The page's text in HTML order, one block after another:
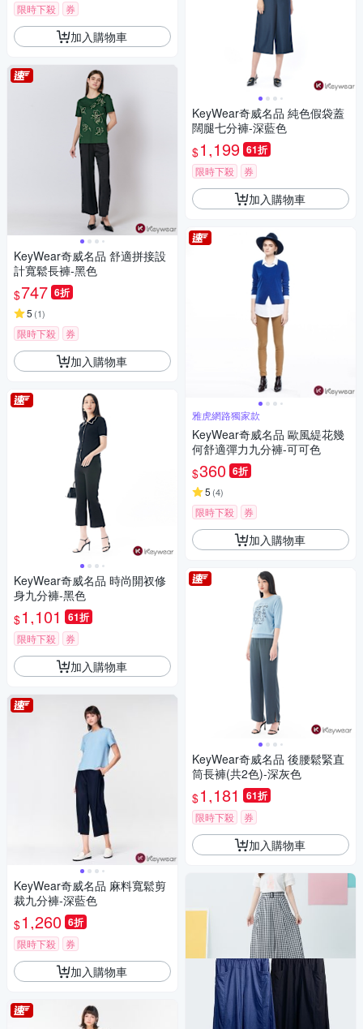
限時下殺 券
加入購物車
KeyWear奇威名品 舒適拼接設
計寬鬆長褲-黑色
$747 6折
5 (1)
限時下殺 券
加入購物車
KeyWear奇威名品 時尚開衩修
身九分褲-黑色
$1,101 61折
限時下殺 券
加入購物車
KeyWear奇威名品 麻料寬鬆剪
裁九分褲-深藍色
$1,260 6折
限時下殺 券
加入購物車
KeyWear奇威名品 純色假袋蓋
闊腿七分褲-深藍色
$1,199 61折
限時下殺 券
加入購物車
雅虎網路獨家款
KeyWear奇威名品 歐風緹花幾
何舒適彈力九分褲-可可色
$360 6折
5 (4)
限時下殺 券
加入購物車
KeyWear奇威名品 後腰鬆緊直
筒長褲(共2色)-深灰色
$1,181 61折
限時下殺 券
加入購物車